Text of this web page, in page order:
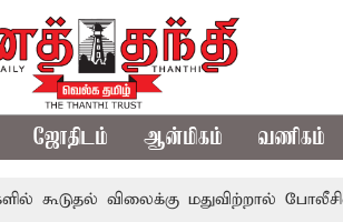
ஜோதிடம் ஆன்மிகம் வணிகம்
விலைக்கு மதுவிற்றால் போலீசில்